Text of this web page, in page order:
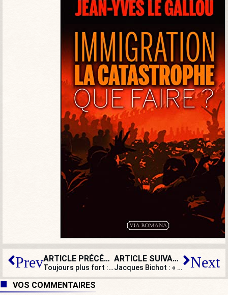
Prev ARTICLE PRÉCÉDENT
Toujours plus fort : Macron nomme une anglophone à la tête de la Francophonie !
ARTICLE SUIVANT
Jacques Bichot : « Réforme des retraites : le système par points est brutal » Next
VOS COMMENTAIRES